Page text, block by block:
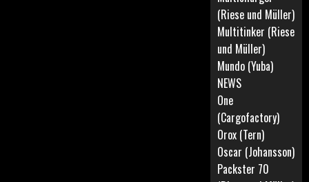
(Riese und Müller)
Multitinker (Riese
und Müller)
Mundo (Yuba)
NEWS
One
(Cargofactory)
Orox (Tern)
Oscar (Johansson)
Packster 70